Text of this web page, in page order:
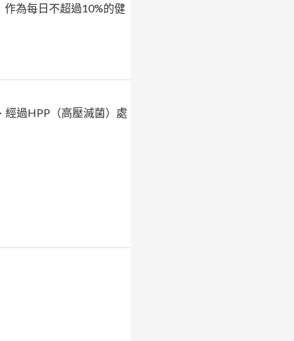
為每日不超過10%的健
經過HPP（高壓滅菌）處